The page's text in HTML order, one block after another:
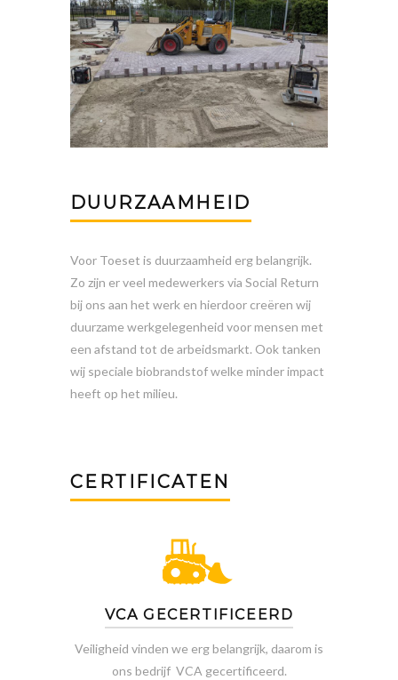
DUURZAAMHEID
Voor Toeset is duurzaamheid erg belangrijk.
Zo zijn er veel medewerkers via Social Return
bij ons aan het werk en hierdoor creëren wij
duurzame werkgelegenheid voor mensen met
een afstand tot de arbeidsmarkt. Ook tanken
wij speciale biobrandstof welke minder impact
heeft op het milieu.
CERTIFICATEN
VCA GECERTIFICEERD
Veiligheid vinden we erg belangrijk, daarom is
ons bedrijf VCA gecertificeerd.